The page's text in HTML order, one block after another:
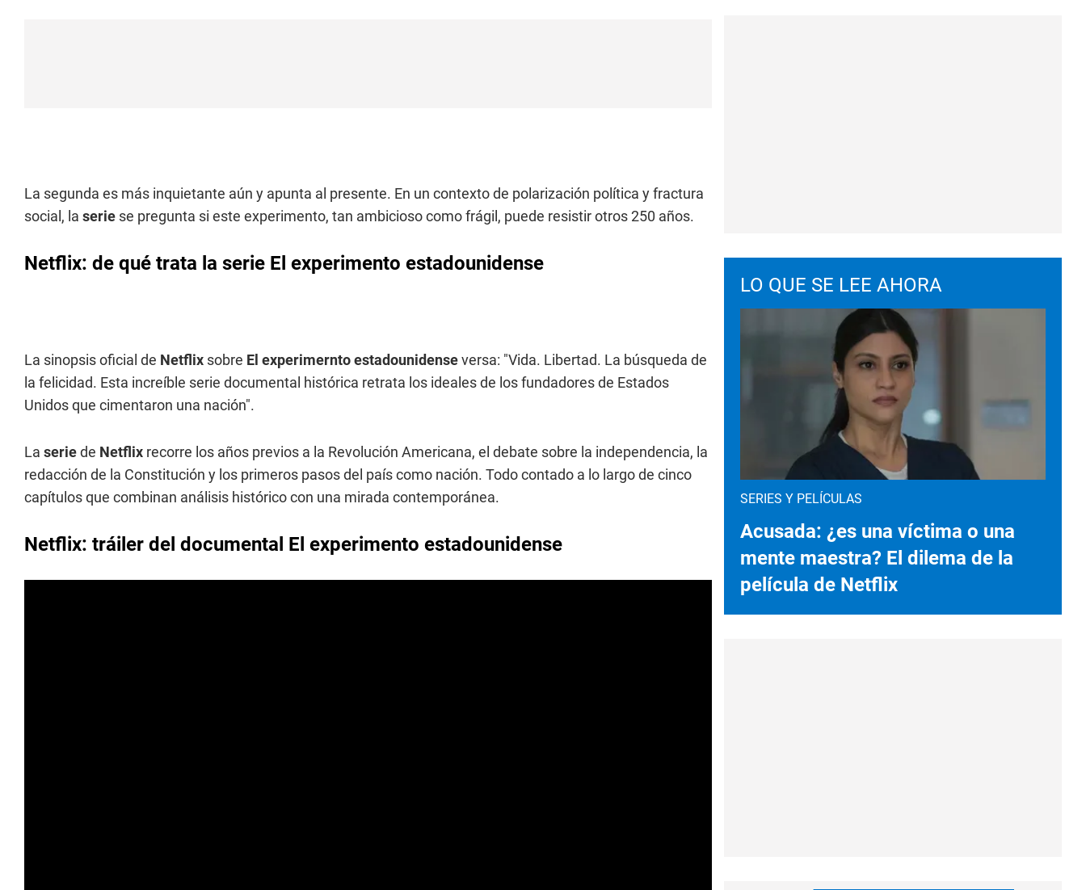
La segunda es más inquietante aún y apunta al presente. En un contexto de polarización política y fractura
social, la serie se pregunta si este experimento, tan ambicioso como frágil, puede resistir otros 250 años.
Netflix: de qué trata la serie El experimento estadounidense
La sinopsis oficial de Netflix sobre El experimernto estadounidenseversa: "Vida. Libertad. La búsqueda de
la felicidad. Esta increíble serie documental histórica retrata los ideales de los fundadores de Estados
Unidos que cimentaron una nación".
La seriede Netflix recorre los años previos a la Revolución Americana, el debate sobre la independencia, la
redacción de la Constitución y los primeros pasos del país como nación. Todo contado a lo largo de cinco
capítulos que combinan análisis histórico con una mirada contemporánea.
Netflix: tráiler del documental El experimento estadounidense
LO QUE SE LEE AHORA
SERIES Y PELÍCULAS
Acusada: ¿es una víctima o una
mente maestra? El dilema de la
película de Netflix